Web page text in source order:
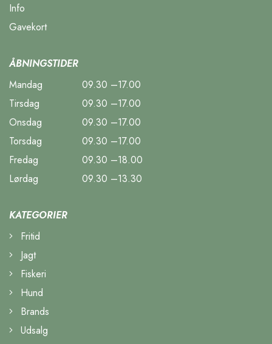
Info
Gavekort
ÅBNINGSTIDER
Mandag
09.30 –17.00
Tirsdag
09.30 –17.00
Onsdag
09.30 –17.00
Torsdag
09.30 –17.00
Fredag
09.30 –18.00
Lørdag
09.30 –13.30
KATEGORIER
Fritid
Jagt
Fiskeri
Hund
Brands
Udsalg